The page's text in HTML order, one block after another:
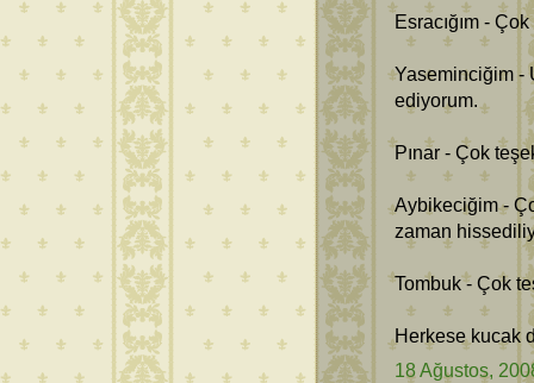
Esracığım -
Yaseminciğim -
ediyorum.
Pınar - Çok
Aybikeciğim -
zaman
Tombuk - Çok
Herkese kucak
18 Ağustos,